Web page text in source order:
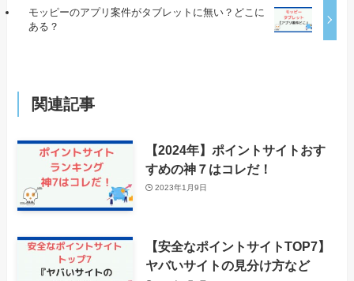
モッピーのアプリ案件がタブレットに無い？どこに
ある？
関連記事
【2024年】ポイントサイトおす
すめの神７はコレだ！
2023年1月9日
【安全なポイントサイトTOP7】
ヤバいサイトの見分け方など